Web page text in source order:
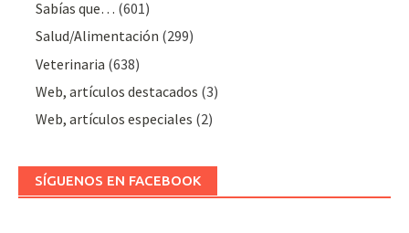
Sabías que… (601)
Salud/Alimentación (299)
Veterinaria (638)
Web, artículos destacados (3)
Web, artículos especiales (2)
SÍGUENOS EN FACEBOOK